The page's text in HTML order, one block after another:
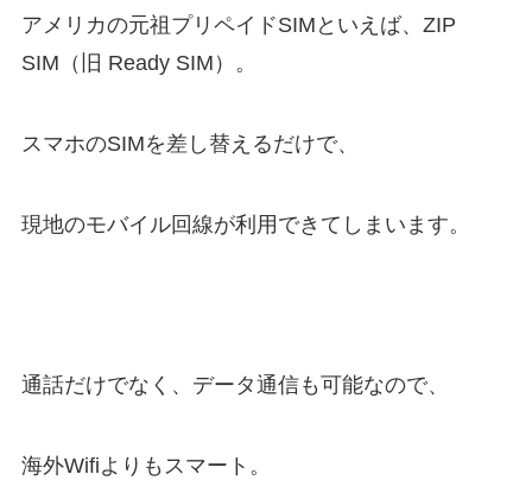
アメリカの元祖プリペイドSIMといえば、ZIP
SIM（旧 Ready SIM）。
スマホのSIMを差し替えるだけで、
現地のモバイル回線が利用できてしまいます。
通話だけでなく、データ通信も可能なので、
海外Wifiよりもスマート。